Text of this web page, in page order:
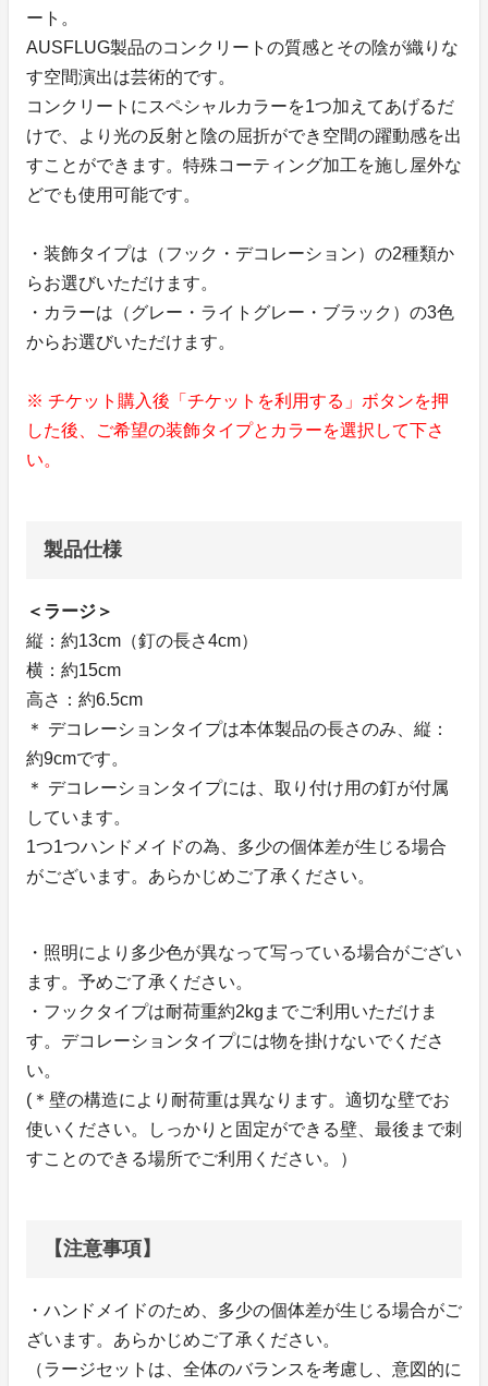
ート。
AUSFLUG製品のコンクリートの質感とその陰が織りな
す空間演出は芸術的です。
コンクリートにスペシャルカラーを1つ加えてあげるだ
けで、より光の反射と陰の屈折ができ空間の躍動感を出
すことができます。特殊コーティング加工を施し屋外な
どでも使用可能です。
・装飾タイプは（フック・デコレーション）の2種類か
らお選びいただけます。
・カラーは（グレー・ライトグレー・ブラック）の3色
からお選びいただけます。
※ チケット購入後「チケットを利用する」ボタンを押
した後、ご希望の装飾タイプとカラーを選択して下さ
い。
製品仕様
＜ラージ＞
縦：約13cm（釘の長さ4cm）
横：約15cm
高さ：約6.5cm
＊ デコレーションタイプは本体製品の長さのみ、縦：
約9cmです。
＊ デコレーションタイプには、取り付け用の釘が付属
しています。
1つ1つハンドメイドの為、多少の個体差が生じる場合
がございます。あらかじめご了承ください。
・照明により多少色が異なって写っている場合がござい
ます。予めご了承ください。
・フックタイプは耐荷重約2kgまでご利用いただけま
す。デコレーションタイプには物を掛けないでくださ
い。
(＊壁の構造により耐荷重は異なります。適切な壁でお
使いください。しっかりと固定ができる壁、最後まで刺
すことのできる場所でご利用ください。）
【注意事項】
・ハンドメイドのため、多少の個体差が生じる場合がご
ざいます。あらかじめご了承ください。
（ラージセットは、全体のバランスを考慮し、意図的に